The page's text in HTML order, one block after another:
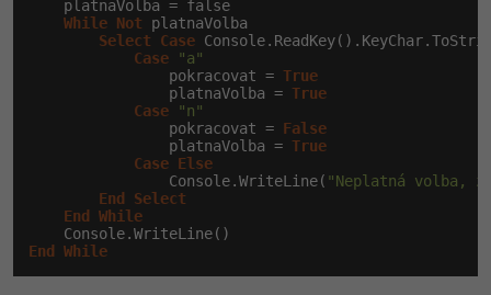
    platnaVolba = false
While Not platnaVolba
Select
Case
Case
"a"
                pokracovat =
True
                platnaVolba =
True
Case
"n"
                pokracovat =
False
                platnaVolba =
True
Case Else
                Console.WriteLine(
"Neplatná volba,
End
Select
End
While
End
While